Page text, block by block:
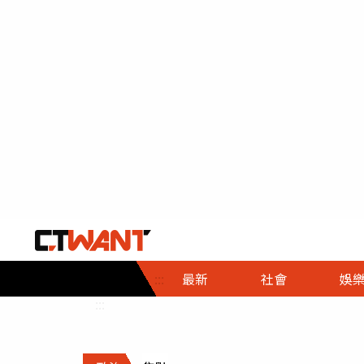
::: 最新 社會
社會首頁
時事
調查
娛樂
娛樂首頁
即時
財經首頁
熱線
政